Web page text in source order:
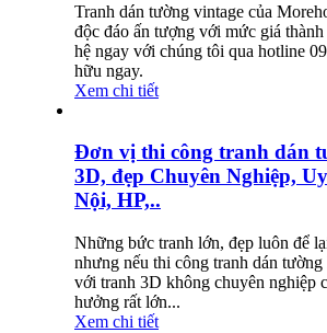
Tranh dán tường vintage của
độc đáo ấn tượng với mức giá
hệ ngay với chúng tôi qua hotline
hữu ngay.
Xem chi tiết
Đơn vị thi công tranh dán
3D, đẹp Chuyên Nghiệp,
Nội, HP,..
Những bức tranh lớn, đẹp luôn để
nhưng nếu thi công tranh dán
với tranh 3D không chuyên nghiệp
hưởng rất lớn...
Xem chi tiết